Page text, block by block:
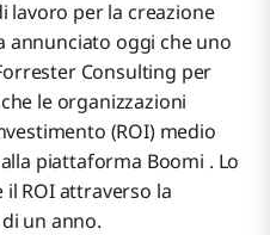
lavoro per la creazione
annunciato oggi che uno
Consulting per
le organizzazioni
(ROI) medio
piattaforma Boomi . Lo
ROI attraverso la
un anno.